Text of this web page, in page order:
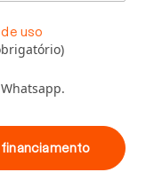
uso
financiamento